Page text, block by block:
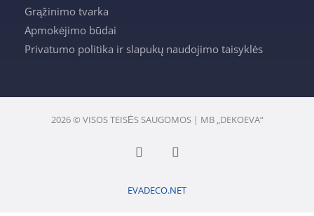
Grąžinimo tvarka
Apmokėjimo būdai
Privatumo politika ir slapukų naudojimo taisyklės
2026 © VISOS TEISĖS SAUGOMOS | MB „DEKOEVA“
F
e
I
t
EVADECO.NET